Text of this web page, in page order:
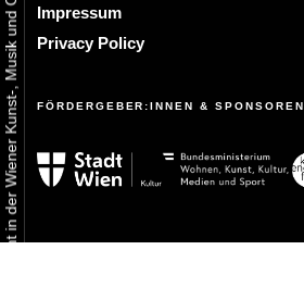
Impressum
Privacy Policy
FÖRDERGEBER:INNEN & SPONSOREN